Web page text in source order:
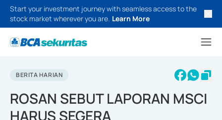
Start your investment journey with seamless access to the
stock market wherever you are. Learn More
BERITA HARIAN
ROSAN SEBUT LAPORAN MSCI
HARUS SEGERA